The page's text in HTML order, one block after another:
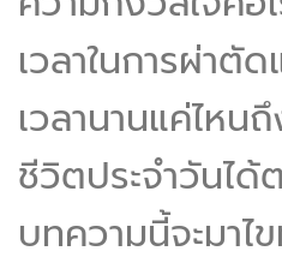
เวลาในการผ่าตั
เวลานานแค่ไหน
ชีวิตประจำวันได้
บทความนี้จะมา